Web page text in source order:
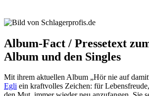
Album-Fact / Pressetext
Album und den Singles
Mit ihrem aktuellen Album „Hör nie auf
Egli ein kraftvolles Zeichen: für